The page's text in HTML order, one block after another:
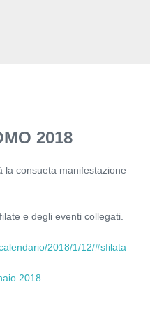
2018
la consueta manifestazione
e degli eventi collegati.
2018/1/12/#sfilata
2018